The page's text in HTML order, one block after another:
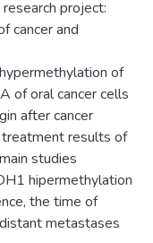
project:
cancer and
of
of oral cancer cells
after cancer
treatment results of
studies
hipermethylation
the time of
metastases